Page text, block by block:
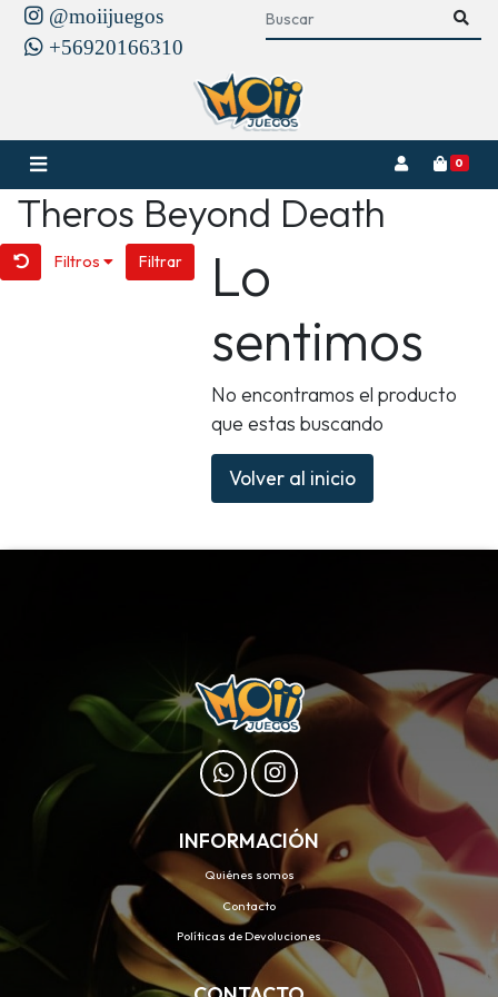
@moiijuegos
+56920166310
0
Theros Beyond Death
Filtros Filtrar
Lo
sentimos
No encontramos el producto
que estas buscando
Volver al inicio
INFORMACIÓN
Quiénes somos
Contacto
Políticas de Devoluciones